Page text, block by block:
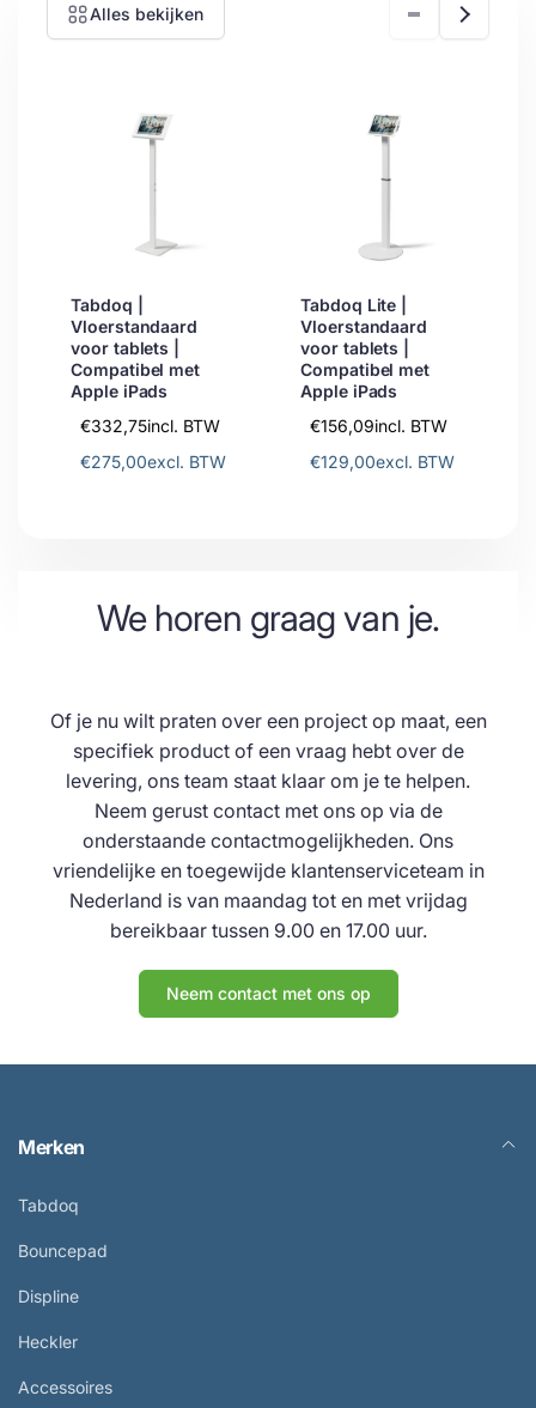
Alles bekijken
Tabdoq |
Vloerstandaard
voor tablets |
Compatibel met
Apple iPads
€332,75incl. BTW
€275,00excl. BTW
Tabdoq Lite |
Vloerstandaard
voor tablets |
Compatibel met
Apple iPads
€156,09incl. BTW
€129,00excl. BTW
We horen graag van je.
Of je nu wilt praten over een project op maat, een
specifiek product of een vraag hebt over de
levering, ons team staat klaar om je te helpen.
Neem gerust contact met ons op via de
onderstaande contactmogelijkheden. Ons
vriendelijke en toegewijde klantenserviceteam in
Nederland is van maandag tot en met vrijdag
bereikbaar tussen 9.00 en 17.00 uur.
Neem contact met ons op
Merken
Tabdoq
Bouncepad
Displine
Heckler
Accessoires